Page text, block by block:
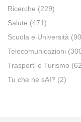
Ricerche (229)
Salute (471)
Scuola e Università
Telecomunicazioni
Trasporti e Turismo
Tu che ne sAI? (2)